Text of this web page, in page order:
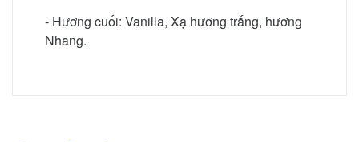
- Hương cuối: Vanilla, Xạ hương trắng, hương
Nhang.